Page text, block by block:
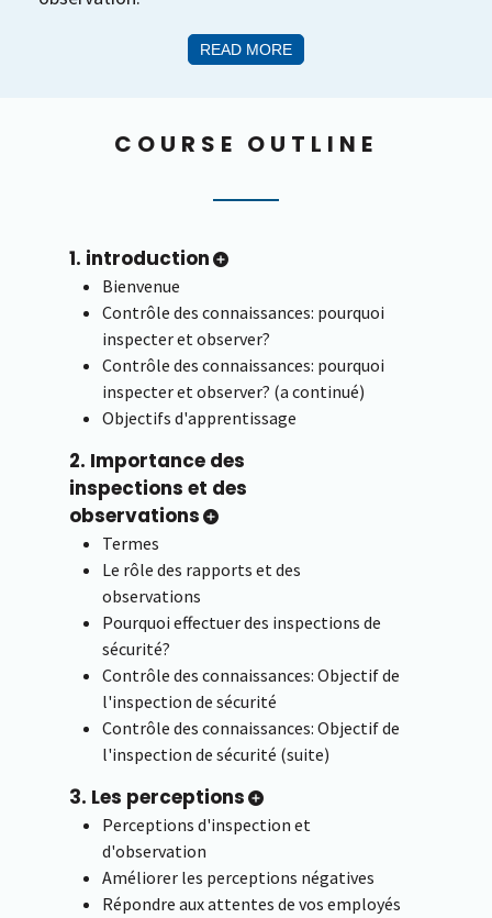
READ MORE
COURSE OUTLINE
1. introduction
Bienvenue
Contrôle des connaissances: pourquoi
inspecter et observer?
Contrôle des connaissances: pourquoi
inspecter et observer? (a continué)
Objectifs d'apprentissage
2. Importance des
inspections et des
observations
Termes
Le rôle des rapports et des
observations
Pourquoi effectuer des inspections de
sécurité?
Contrôle des connaissances: Objectif de
l'inspection de sécurité
Contrôle des connaissances: Objectif de
l'inspection de sécurité (suite)
3. Les perceptions
Perceptions d'inspection et
d'observation
Améliorer les perceptions négatives
Répondre aux attentes de vos employés